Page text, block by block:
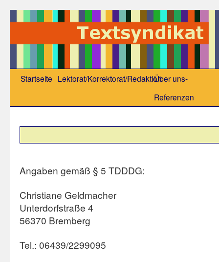
Startseite Lektorat/Korrektorat/RedaktionÜber uns-
Referenzen
Angaben gemäß § 5 TDDDG:
Christiane Geldmacher
Unterdorfstraße 4
56370 Bremberg
Tel.: 06439/2299095